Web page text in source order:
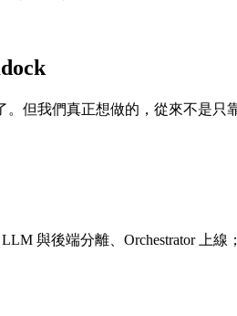
但我們真正想做的，從來不是
與後端分離、Orchestrator 上